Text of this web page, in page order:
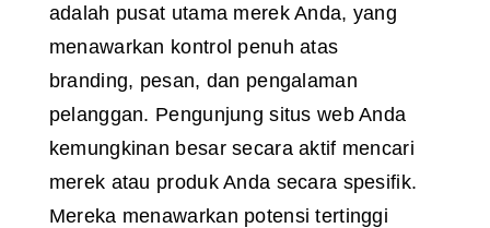
adalah pusat utama merek Anda, yang
menawarkan kontrol penuh atas
branding, pesan, dan pengalaman
pelanggan. Pengunjung situs web Anda
kemungkinan besar secara aktif mencari
merek atau produk Anda secara spesifik.
Mereka menawarkan potensi tertinggi